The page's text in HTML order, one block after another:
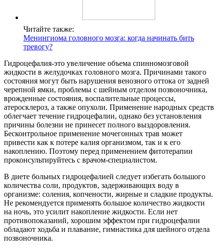
Читайте также:
Менингиома головного мозга: когда начинать бить
тревогу?
Гидроцефалия-это увеличение объема спинномозговой
жидкости в желудочках головного мозга. Причинами такого
состояния могут быть нарушения венозного оттока от задней
черепной ямки, проблемы с шейным отделом позвоночника,
врожденные состояния, воспалительные процессы,
атеросклероз, а также опухоли. Применение народных средств
облегчает течение гидроцефалии, однако без установления
причины болезни не принесет полного выздоровления.
Бесконтрольное применение мочегонных трав может
привести как к потере калия организмом, так и к его
накоплению. Поэтому перед применением фитотерапии
проконсультируйтесь с врачом-специалистом.
В диете больных гидроцефалией следует избегать большого
количества соли, продуктов, задерживающих воду в
организме: соления, копчености, жирные и сладкие продукты.
Не рекомендуется применять большое количество жидкости
на ночь, это усилит накопление жидкости. Если нет
противопоказаний, хорошим эффектом при гидроцефалии
обладают ходьба и плавание, гимнастика для шейного отдела
позвоночника.